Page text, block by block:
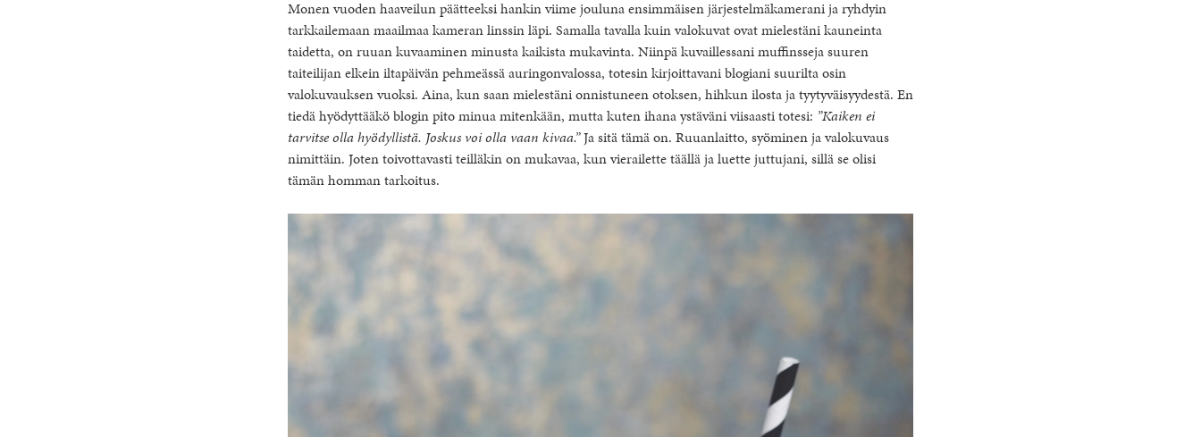
Monen vuoden haaveilun päätteeksi hankin viime jouluna ensimmäisen järjestelmäkamerani ja ryhdyin
tarkkailemaan maailmaa kameran linssin läpi. Samalla tavalla kuin valokuvat ovat mielestäni kauneinta
taidetta, on ruuan kuvaaminen minusta kaikista mukavinta. Niinpä kuvaillessani muffinsseja suuren
taiteilijan elkein iltapäivän pehmeässä auringonvalossa, totesin kirjoittavani blogiani suurilta osin
valokuvauksen vuoksi. Aina, kun saan mielestäni onnistuneen otoksen, hihkun ilosta ja tyytyväisyydestä. En
tiedä hyödyttääkö blogin pito minua mitenkään, mutta kuten ihana ystäväni viisaasti totesi: ”Kaiken ei
tarvitse olla hyödyllistä. Joskus voi olla vaan kivaa.”Ja sitä tämä on. Ruuanlaitto, syöminen ja valokuvaus
nimittäin. Joten toivottavasti teilläkin on mukavaa, kun vierailette täällä ja luette juttujani, sillä se olisi
tämän homman tarkoitus.